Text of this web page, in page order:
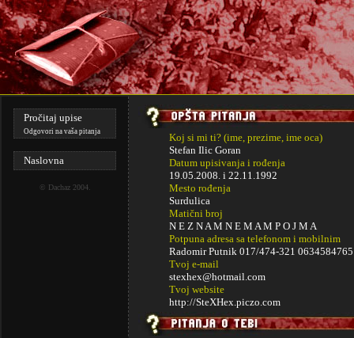
Pročitaj upise
Odgovori na vaša pitanja
Naslovna
© Dachaz2004.
Koj si mi ti? (ime, prezime, ime oca)
Stefan Ilic Goran
Datum upisivanja i rođenja
19.05.2008. i 22.11.1992
Mesto rođenja
Surdulica
Matični broj
N E Z N A M N E M A M P O J M A
Potpuna adresa sa telefonom i mobilnim
Radomir Putnik 017/474-321 0634584765
Tvoj e-mail
stexhex@hotmail.com
Tvoj website
http://SteXHex.piczo.com